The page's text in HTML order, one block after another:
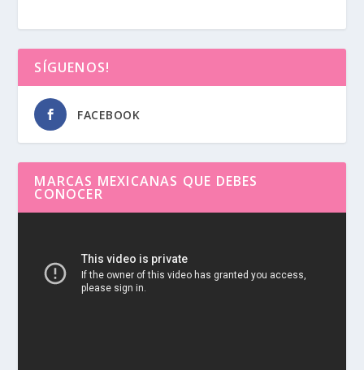
SÍGUENOS!
FACEBOOK
MARCAS MEXICANAS QUE DEBES
CONOCER